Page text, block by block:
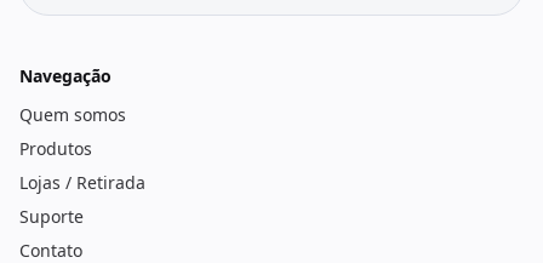
Navegação
Quem somos
Produtos
Lojas / Retirada
Suporte
Contato